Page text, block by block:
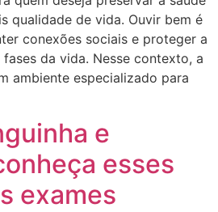
qualidade de vida. Ouvir bem é
conexões sociais e proteger a
da vida. Nesse contexto, a
ambiente especializado para
e
esses
exames